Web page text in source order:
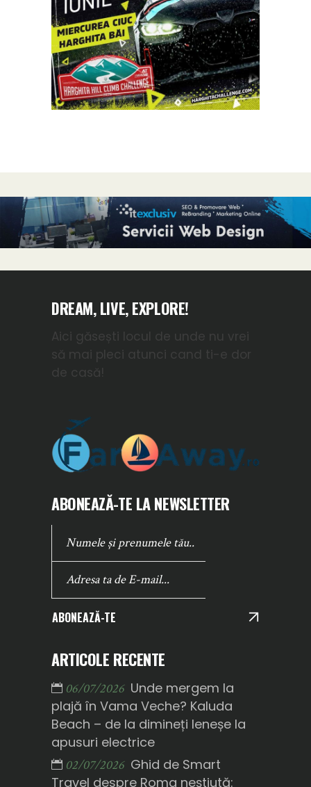
DREAM, LIVE, EXPLORE!
Aici găsești locul de unde nu vrei
să mai pleci atunci cand ti-e dor
de casă!
ABONEAZĂ-TE LA NEWSLETTER
ABONEAZĂ-TE
ARTICOLE RECENTE
06/07/2026 Unde mergem la
plajă în Vama Veche? Kaluda
Beach – de la dimineți leneșe la
apusuri electrice
02/07/2026 Ghid de Smart
Travel despre Roma neștiută: